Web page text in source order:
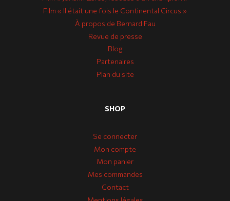
Film « Il était une fois le Continental Circus »
À propos de Bernard Fau
Revue de presse
Blog
Partenaires
Plan du site
SHOP
Se connecter
Mon compte
Mon panier
Mes commandes
Contact